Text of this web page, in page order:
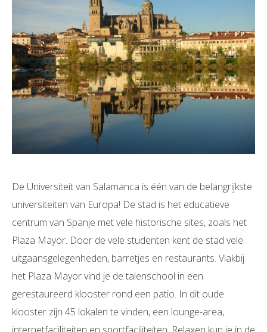
De Universiteit van Salamanca is één van de belangrijkste
universiteiten van Europa! De stad is het educatieve
centrum van Spanje met vele historische sites, zoals het
Plaza Mayor. Door de vele studenten kent de stad vele
uitgaansgelegenheden, barretjes en restaurants. Vlakbij
het Plaza Mayor vind je de talenschool in een
gerestaureerd klooster rond een patio. In dit oude
klooster zijn 45 lokalen te vinden, een lounge-area,